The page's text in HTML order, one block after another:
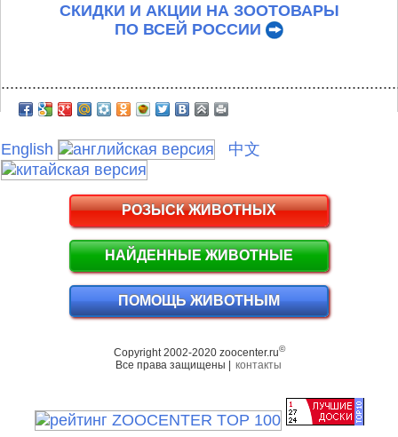
СКИДКИ И АКЦИИ НА ЗООТОВАРЫ
ПО ВСЕЙ РОССИИ
English 中文
РОЗЫСК ЖИВОТНЫХ
НАЙДЕННЫЕ ЖИВОТНЫЕ
ПОМОЩЬ ЖИВОТНЫМ
Copyright 2002-2020 zoocenter.ru©
Все права защищены | контакты